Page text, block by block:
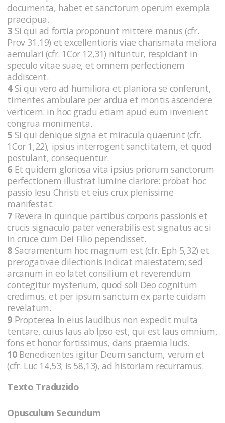
documenta, habet et sanctorum operum exempla
praecipua.
3 Si qui ad fortia proponunt mittere manus (cfr.
Prov 31,19) et excellentioris viae charismata meliora
aemulari (cfr. 1Cor 12,31) nituntur, respiciant in
speculo vitae suae, et omnem perfectionem
addiscent.
4Si qui vero ad humiliora et planiora se conferunt,
timentes ambulare per ardua et montis ascendere
verticem: in hoc gradu etiam apud eum invenient
congrua monimenta.
5 Si qui denique signa et miracula quaerunt (cfr.
1Cor 1,22), ipsius interrogent sanctitatem, et quod
postulant, consequentur.
6 Et quidem gloriosa vita ipsius priorum sanctorum
perfectionem illustrat lumine clariore: probat hoc
passio Iesu Christi et eius crux plenissime
manifestat.
7 Revera in quinque partibus corporis passionis et
crucis signaculo pater venerabilis est signatus ac si
in cruce cum Dei Filio pependisset.
8 Sacramentum hoc magnum est (cfr. Eph 5,32) et
prerogativae dilectionis indicat maiestatem; sed
arcanum in eo latet consilium et reverendum
contegitur mysterium, quod soli Deo cognitum
credimus, et per ipsum sanctum ex parte cuidam
revelatum.
9 Propterea in eius laudibus non expedit multa
tentare, cuius laus ab Ipso est, qui est laus omnium,
fons et honor fortissimus, dans praemia lucis.
10Benedicentes igitur Deum sanctum, verum et
(cfr. Luc 14,53; Is 58,13), ad historiam recurramus.
Texto Traduzido
Opusculum Secundum